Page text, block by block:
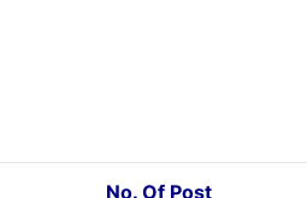
No. Of Post